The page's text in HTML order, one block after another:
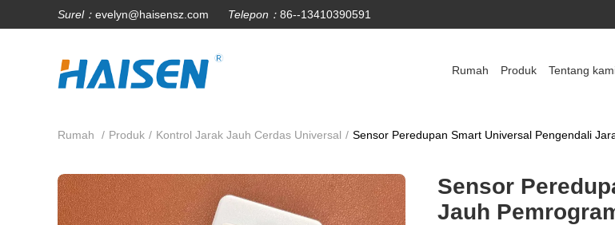
Surel： evelyn@haisensz.com Telepon： 86--13410390591
Rumah Produk Tentang
Rumah / Produk / Kontrol Jarak Jauh Cerdas Universal / Sensor Peredupan Smart Universal Pengendali
Sensor
Jauh